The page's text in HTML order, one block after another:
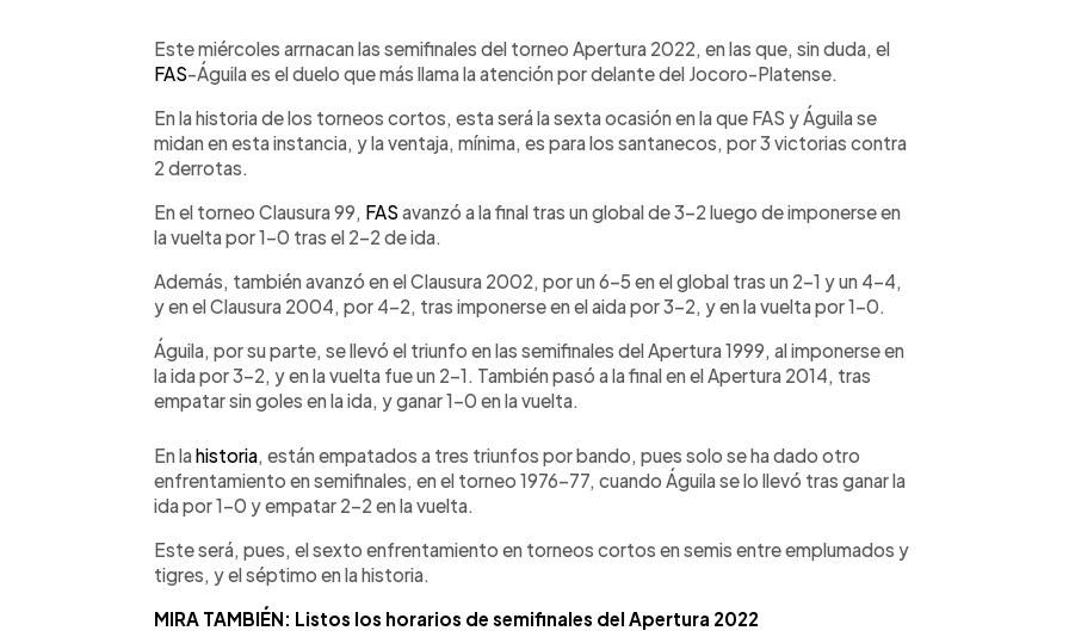
Escuchar artículo
Este miércoles arrnacan las semifinales del torneo Apertura 2022, en las que, sin duda, el
FAS-Águila es el duelo que más llama la atención por delante del Jocoro-Platense.
En la historia de los torneos cortos, esta será la sexta ocasión en la que FAS y Águila se
midan en esta instancia, y la ventaja, mínima, es para los santanecos, por 3 victorias contra
2 derrotas.
En el torneo Clausura 99, FAS avanzó a la final tras un global de 3-2 luego de imponerse en
la vuelta por 1-0 tras el 2-2 de ida.
Además, también avanzó en el Clausura 2002, por un 6-5 en el global tras un 2-1 y un 4-4,
y en el Clausura 2004, por 4-2, tras imponerse en el aida por 3-2, y en la vuelta por 1-0.
Águila, por su parte, se llevó el triunfo en las semifinales del Apertura 1999, al imponerse en
la ida por 3-2, y en la vuelta fue un 2-1. También pasó a la final en el Apertura 2014, tras
empatar sin goles en la ida, y ganar 1-0 en la vuelta.
En lahistoria, están empatados a tres triunfos por bando, pues solo se ha dado otro
enfrentamiento en semifinales, en el torneo 1976-77, cuando Águila se lo llevó tras ganar la
ida por 1-0 y empatar 2-2 en la vuelta.
Este será, pues, el sexto enfrentamiento en torneos cortos en semis entre emplumados y
tigres, y el séptimo en la historia.
MIRA TAMBIÉN: Listos los horarios de semifinales del Apertura 2022